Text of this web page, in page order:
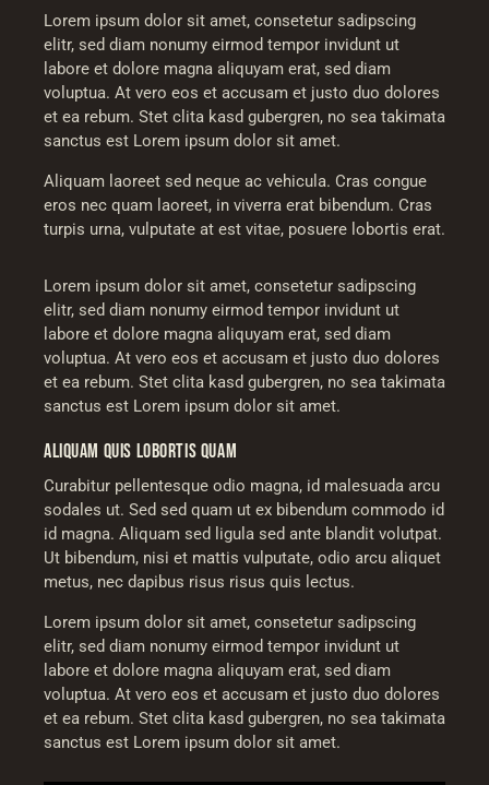
Lorem ipsum dolor sit amet, consetetur sadipscing
elitr, sed diam nonumy eirmod tempor invidunt ut
labore et dolore magna aliquyam erat, sed diam
voluptua. At vero eos et accusam et justo duo dolores
et ea rebum. Stet clita kasd gubergren, no sea takimata
sanctus est Lorem ipsum dolor sit amet.
Aliquam laoreet sed neque ac vehicula. Cras congue
eros nec quam laoreet, in viverra erat bibendum. Cras
turpis urna, vulputate at est vitae, posuere lobortis erat.
Lorem ipsum dolor sit amet, consetetur sadipscing
elitr, sed diam nonumy eirmod tempor invidunt ut
labore et dolore magna aliquyam erat, sed diam
voluptua. At vero eos et accusam et justo duo dolores
et ea rebum. Stet clita kasd gubergren, no sea takimata
sanctus est Lorem ipsum dolor sit amet.
ALIQUAM QUIS LOBORTIS QUAM
Curabitur pellentesque odio magna, id malesuada arcu
sodales ut. Sed sed quam ut ex bibendum commodo id
id magna. Aliquam sed ligula sed ante blandit volutpat.
Ut bibendum, nisi et mattis vulputate, odio arcu aliquet
metus, nec dapibus risus risus quis lectus.
Lorem ipsum dolor sit amet, consetetur sadipscing
elitr, sed diam nonumy eirmod tempor invidunt ut
labore et dolore magna aliquyam erat, sed diam
voluptua. At vero eos et accusam et justo duo dolores
et ea rebum. Stet clita kasd gubergren, no sea takimata
sanctus est Lorem ipsum dolor sit amet.